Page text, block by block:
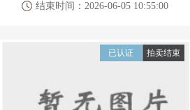
结束时间：2026-06-05 10:55:00
拍卖结束
已认证